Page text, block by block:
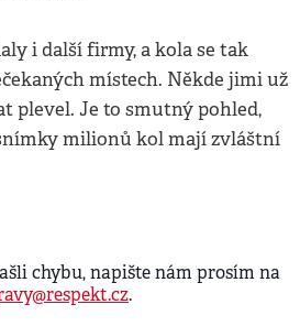
i další firmy, a kola se tak
místech. Někde jimi už
plevel. Je to smutný pohled,
milionů kol mají zvláštní
chybu, napište nám prosím na
.